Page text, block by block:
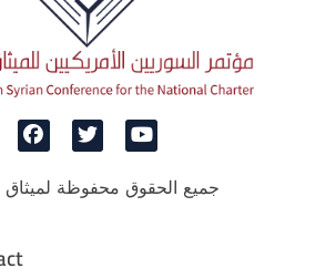
جميع الحقوق محفوظة لميثاق 2026